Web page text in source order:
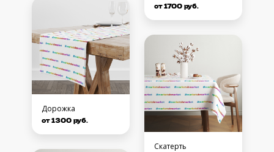
Дорожка
от 1300 руб.
от 1700 руб.
Скатерть